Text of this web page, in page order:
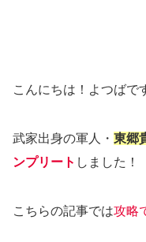
こんにちは！よつばで
武家出身の軍人・ 東郷
ンプリート しました！
こちらの記事では攻略